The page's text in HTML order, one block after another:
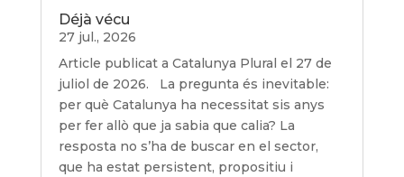
Déjà vécu
27 jul., 2026
Article publicat a Catalunya Plural el 27 de
juliol de 2026. La pregunta és inevitable:
per què Catalunya ha necessitat sis anys
per fer allò que ja sabia que calia? La
resposta no s’ha de buscar en el sector,
que ha estat persistent, propositiu i